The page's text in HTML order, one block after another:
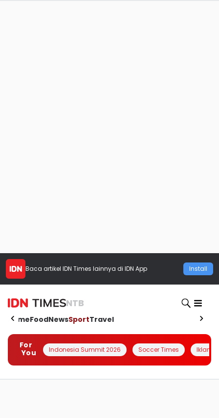
Baca artikel IDN Times lainnya di IDN App Install
NTB
HomeFoodNewsSportTravel
For
You
Indonesia Summit 2026 Soccer Times Iklanin